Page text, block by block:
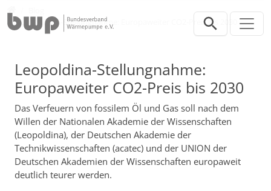
Leopoldina-Stellungnahme: Europaweiter CO2-Preis bis 2030
Leopoldina-Stellungnahme:
Europaweiter CO2-Preis bis 2030
Das Verfeuern von fossilem Öl und Gas soll nach dem
Willen der Nationalen Akademie der Wissenschaften
(Leopoldina), der Deutschen Akademie der
Technikwissenschaften (acatec) und der UNION der
Deutschen Akademien der Wissenschaften europaweit
deutlich teurer werden.